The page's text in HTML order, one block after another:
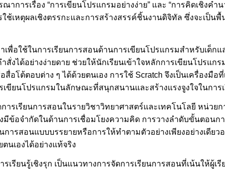
าการเรื่อง “การเขียนโปรแกรมอย่างง่าย” และ “การคิดเชิงค
ใช้เหตุผลเชิงตรรกะและการสร้างสรรค์ชิ้นงานดิจิทัล ซึ่งจะเป็น
พื่อใช้ในการเรียนการสอนด้านการเขียนโปรแกรมสำหรับเด็กแ
สั่งได้อย่างง่ายดาย ช่วยให้นักเรียนเข้าใจหลักการเขียนโปรแ
อโต้ตอบต่าง ๆ ได้ด้วยตนเอง การใช้ Scratch จึงเป็นเครื่องมือ
ขียนโปรแกรมในลักษณะที่สนุกสนานและสร้างแรงจูงใจในการ
รเรียนการสอนในรายวิชาวิทยาศาสตร์และเทคโนโลยี หน่วยก
ข้อจำกัดในด้านการเชื่อมโยงความคิด การวางลำดับขั้นตอนก
ารสอนแบบบรรยายหรือการให้ทำตามตัวอย่างเพียงอย่างเดียว
นเองได้อย่างแท้จริง
เรียนรู้เชิงรุก เป็นแนวทางการจัดการเรียนการสอนที่เน้นให้ผู้